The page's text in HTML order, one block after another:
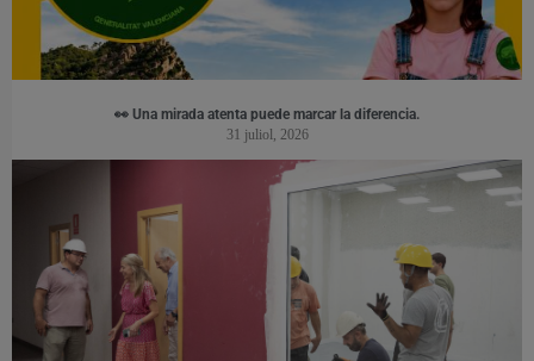
👀 Una mirada atenta puede marcar la diferencia.
31 juliol, 2026